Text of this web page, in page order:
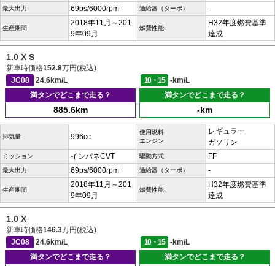
最大出力 69ps/6000rpm 過給器（ターボ） -
生産期間
2018年11月～201
9年09月
燃費性能
H32年度燃費基準
達成
1.0 X S
新車時価格152.8万円(税込)
JC08
24.6km/L 10・15
-km/L
満タンでどこまで走る？
885.6km
満タンでどこまで走る？
-km
排気量 996cc
使用燃料
エンジン
レギュラー
ガソリン
ミッション インパネCVT 駆動方式 FF
最大出力 69ps/6000rpm 過給器（ターボ） -
生産期間
2018年11月～201
9年09月
燃費性能
H32年度燃費基準
達成
1.0 X
新車時価格146.3万円(税込)
JC08
24.6km/L 10・15
-km/L
満タンでどこまで走る？
満タンでどこまで走る？